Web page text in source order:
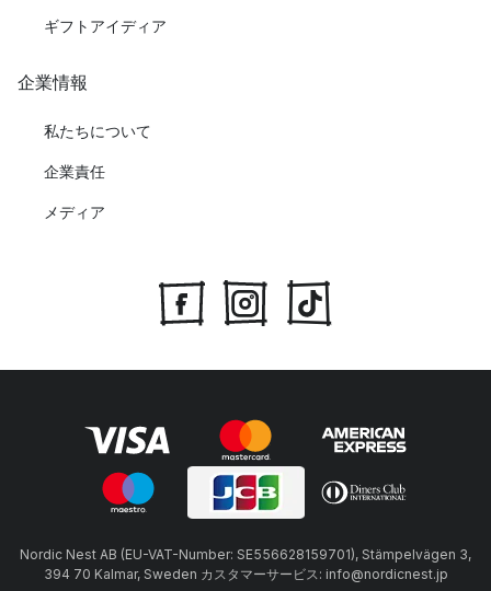
ギフトアイディア
企業情報
私たちについて
企業責任
メディア
Nordic Nest AB (EU-VAT-Number: SE556628159701), Stämpelvägen 3,
394 70 Kalmar, Sweden カスタマーサービス: info@nordicnest.jp